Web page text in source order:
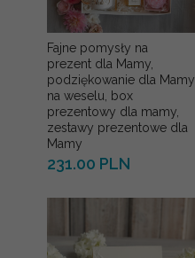
Fajne pomysły na
prezent dla Mamy,
podziękowanie dla Mamy
na weselu, box
prezentowy dla mamy,
zestawy prezentowe dla
Mamy
231.00 PLN